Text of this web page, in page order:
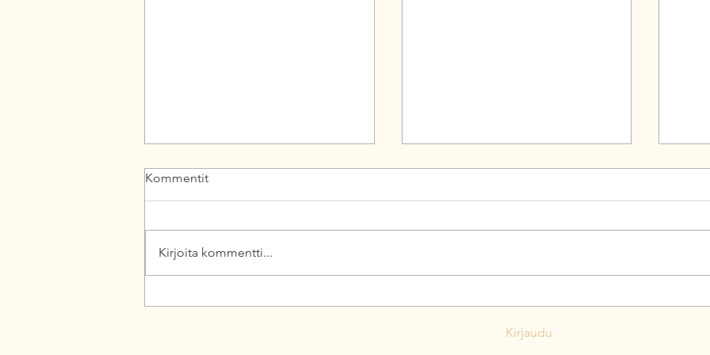
varapuheenjohtajaksi ja
Kommentit
Kirjoita kommentti...
Kirjaudu